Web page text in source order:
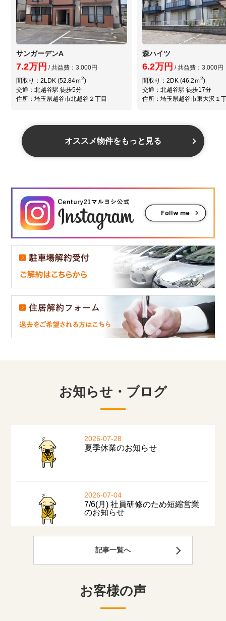
サンガーデンA
7.2万円 / 共益費：3,000円
間取り：2LDK (52.84ｍ2)
交通：北越谷駅 徒歩5分
住所：埼玉県越谷市北越谷２丁目
森ハイツ
6.2万円 / 共益費：3,000円
間取り：2DK (46.2ｍ2)
交通：北越谷駅 徒歩17分
住所：埼玉県越谷市東大沢１
オススメ物件をもっと見る
お知らせ・ブログ
記事一覧へ
お客様の声